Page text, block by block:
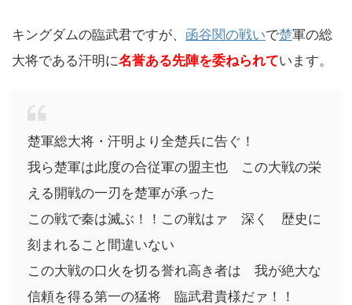
キングダムの臨武君ですが、 函谷関の戦いで楚軍の総
大将である汗明に名誉ある先陣を委ねられています。
楚軍総大将・汗明より全楚兵に告ぐ！
我ら楚軍は此度の合従軍の盟主也 この大戦の栄
える開戦の一刃を楚軍が承った
この戦で秦は滅ぶ！！この戦はァ 深く 歴史に
刻まれること間違いない
この大戦の口火を切る誉れ高き者は 我が絶大な
信頼を得る第一の猛将 臨武君貴様だァ！！